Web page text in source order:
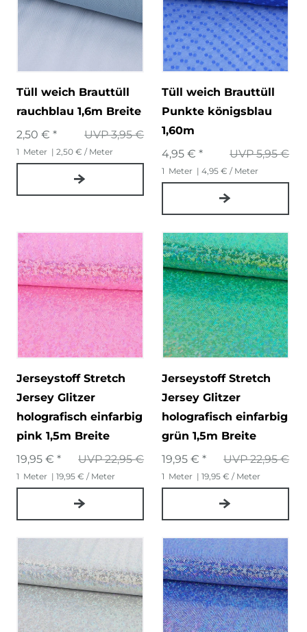
Tüll weich Brauttüll
rauchblau 1,6m Breite
UVP 3,95 €
2,50 € *
1 Meter | 2,50 € / Meter
Tüll weich Brauttüll
Punkte königsblau
1,60m
UVP 5,95 €
4,95 € *
1 Meter | 4,95 € / Meter
Jerseystoff Stretch
Jersey Glitzer
holografisch einfarbig
pink 1,5m Breite
UVP 22,95 €
19,95 € *
1 Meter | 19,95 € / Meter
Jerseystoff Stretch
Jersey Glitzer
holografisch einfarbig
grün 1,5m Breite
UVP 22,95 €
19,95 € *
1 Meter | 19,95 € / Meter